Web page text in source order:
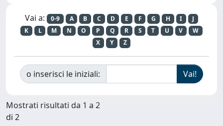
Vai a: 0-9 A B C D E F G H I
J
K
L M N O P Q R S T U V
W
X
Y Z
o inserisci le iniziali:
Mostrati risultati da 1 a 2
di 2